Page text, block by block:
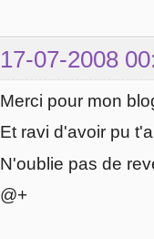
17-07-2008
Merci pour mon
Et ravi d'avoir pu
N'oublie pas de
@+